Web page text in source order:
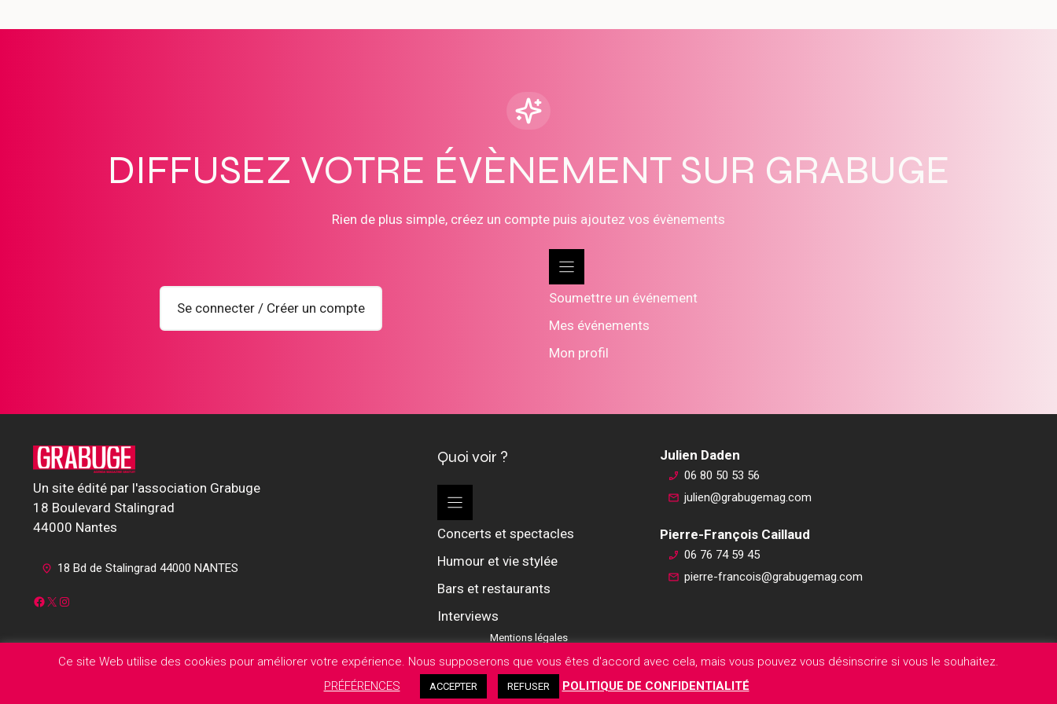
DIFFUSEZ VOTRE ÉVÈNEMENT SUR GRABUGE
Rien de plus simple, créez un compte puis ajoutez vos évènements
Se connecter / Créer un compte
Soumettre un événement
Mes événements
Mon profil
Un site édité par l'association Grabuge
18 Boulevard Stalingrad
44000 Nantes
18 Bd de Stalingrad 44000 NANTES
Facebook
X Instagram
Quoi voir ?
Concerts et spectacles
Humour et vie stylée
Bars et restaurants
Interviews
Julien Daden
06 80 50 53 56
julien@grabugemag.com
Pierre-François Caillaud
06 76 74 59 45
pierre-francois@grabugemag.com
Mentions légales
Ce site Web utilise des cookies pour améliorer votre expérience. Nous supposerons que vous êtes d'accord avec cela, mais vous pouvez vous désinscrire si vous le souhaitez.
PRÉFÉRENCES
ACCEPTER REFUSER POLITIQUE DE CONFIDENTIALITÉ